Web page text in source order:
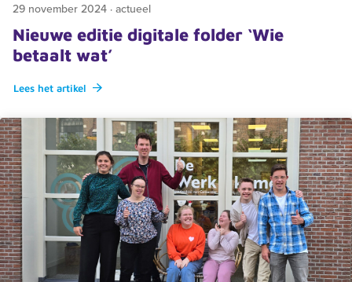
29 november 2024 · actueel
Nieuwe editie digitale folder ‘Wie
betaalt wat’
Lees het artikel